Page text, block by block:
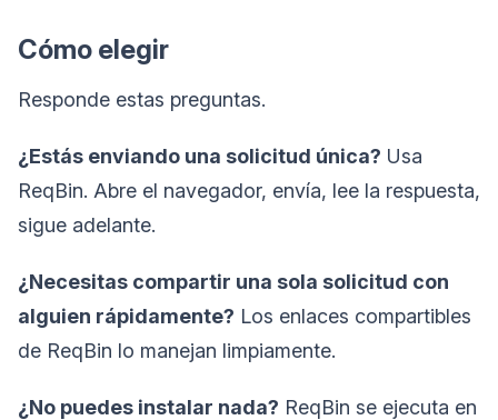
Cómo elegir
Responde estas preguntas.
¿Estás enviando una solicitud única? Usa
ReqBin. Abre el navegador, envía, lee la respuesta,
sigue adelante.
¿Necesitas compartir una sola solicitud con
alguien rápidamente? Los enlaces compartibles
de ReqBin lo manejan limpiamente.
¿No puedes instalar nada? ReqBin se ejecuta en